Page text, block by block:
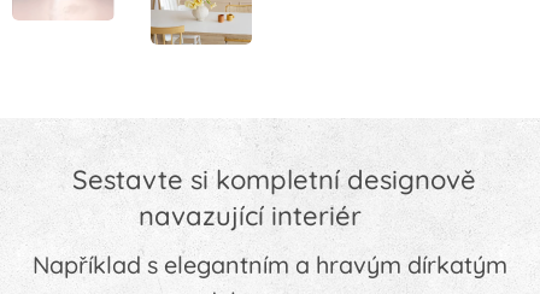
Sestavte si kompletní designově
navazující interiér 👇
Například s elegantním a hravým dírkatým